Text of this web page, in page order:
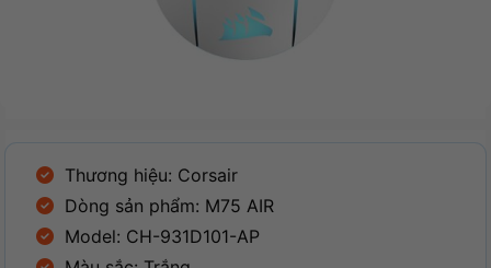
Thương hiệu: Corsair
Dòng sản phẩm: M75 AIR
Model: CH-931D101-AP